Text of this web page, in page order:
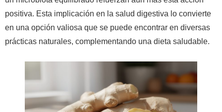
positiva. Esta implicación en la salud digestiva lo convierte
en una opción valiosa que se puede encontrar en diversas
prácticas naturales, complementando una dieta saludable.